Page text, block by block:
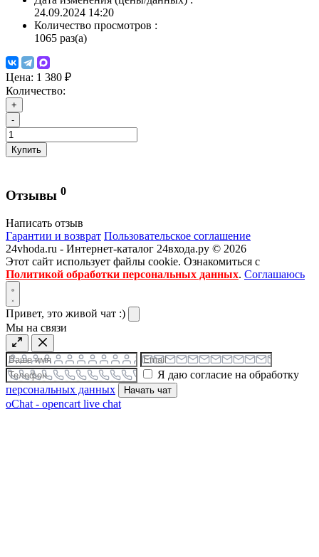
24.09.2024 14:20
Количество просмотров :
1065 раз(а)
Цена: 1 380 ₽
Количество:
+
-
Купить
Отзывы 0
Написать отзыв
Гарантии и возврат Пользовательское соглашение
24vhoda.ru - Интернет-каталог 24входа.ру © 2026
Этот сайт использует файлы cookie. Ознакомиться с
Политикой обработки персональных данных. Соглашаюсь
Привет, это живой чат :)
Мы на связи
Я даю согласие на обработку
персональных данных
Начать чат
oChat - opencart live chat